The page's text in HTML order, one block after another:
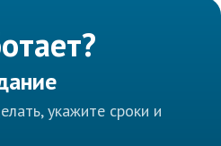
укажите сроки и